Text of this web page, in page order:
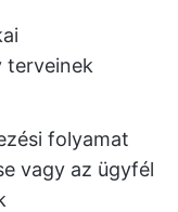
terveinek
folyamat
vagy az ügyfél